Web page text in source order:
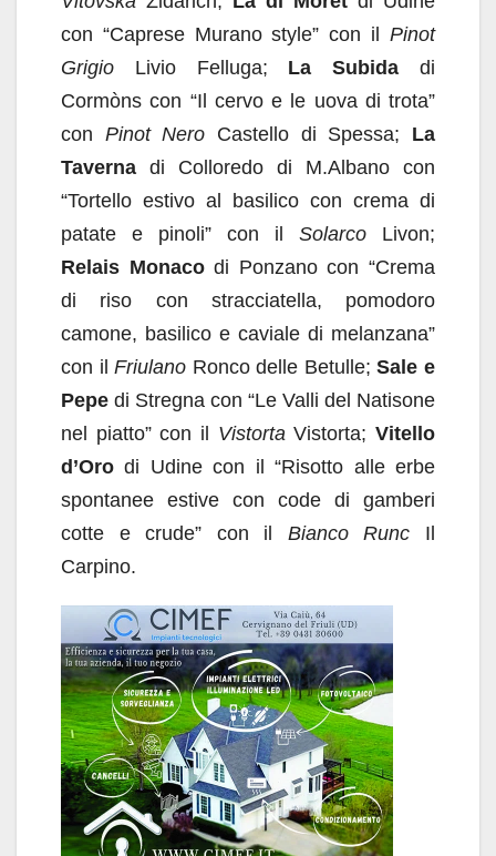
con “Caprese Murano style” con il Pinot
Grigio Livio Felluga; La Subida di
Cormòns con “Il cervo e le uova di trota”
con Pinot Nero Castello di Spessa; La
Taverna di Colloredo di M.Albano con
“Tortello estivo al basilico con crema di
patate e pinoli” con il Solarco Livon;
Relais Monacodi Ponzano con “Crema
di riso con stracciatella, pomodoro
camone, basilico e caviale di melanzana”
con ilFriulano Ronco delle Betulle;Sale e
Pepe di Stregna con “Le Valli del Natisone
nel piatto” con il Vistorta Vistorta;Vitello
d’Oro di Udine con il “Risotto alle erbe
spontanee estive con code di gamberi
cotte e crude” con il Bianco Runc Il
Carpino.